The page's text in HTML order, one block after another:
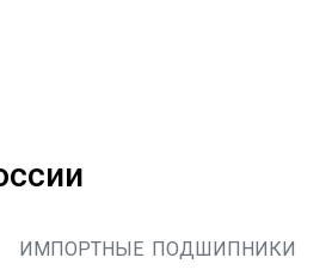
ИМПОРТНЫЕ ПОДШИПНИКИ